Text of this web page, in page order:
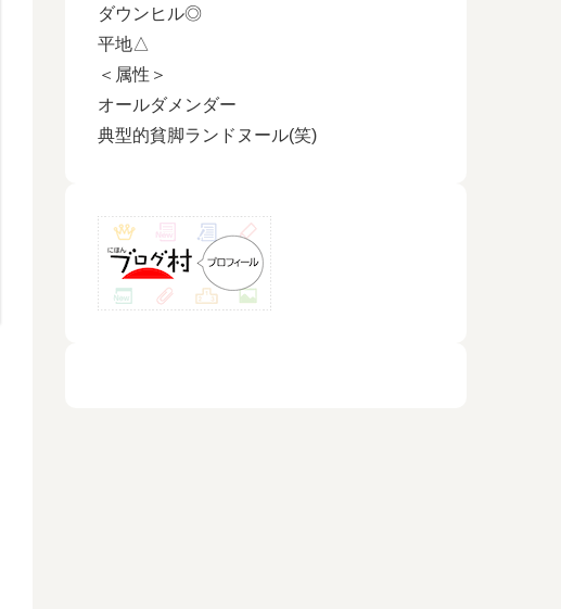
ダウンヒル◎
平地△
＜属性＞
オールダメンダー
典型的貧脚ランドヌール(笑)